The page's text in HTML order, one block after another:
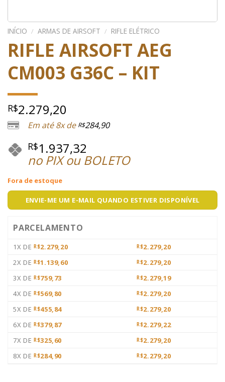
INÍCIO / ARMAS DE AIRSOFT / RIFLE ELÉTRICO
RIFLE AIRSOFT AEG
CM003 G36C – KIT
R$2.279,20
Em até 8x de R$284,90
R$1.937,32
no PIX ou BOLETO
Fora de estoque
ENVIE-ME UM E-MAIL QUANDO ESTIVER DISPONÍVEL
PARCELAMENTO
1X DE R$2.279,20 R$2.279,20
2X DE R$1.139,60 R$2.279,20
3X DE R$759,73 R$2.279,19
4X DE R$569,80 R$2.279,20
5X DE R$455,84 R$2.279,20
6X DE R$379,87 R$2.279,22
7X DE R$325,60 R$2.279,20
8X DE R$284,90 R$2.279,20